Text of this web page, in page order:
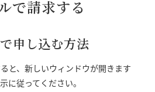
で請求する
申し込む方法
と、新しいウィンドウが開きます
に従ってください。